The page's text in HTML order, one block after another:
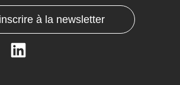
à la newsletter